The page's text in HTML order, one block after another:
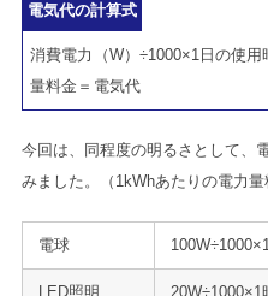
電気代の計算式
消費電力（W）÷1000×1日の使
量料金＝電気代
今回は、同程度の明るさとして、
みました。（1kWhあたりの電力量
電球
LED照明 20W÷1000×1